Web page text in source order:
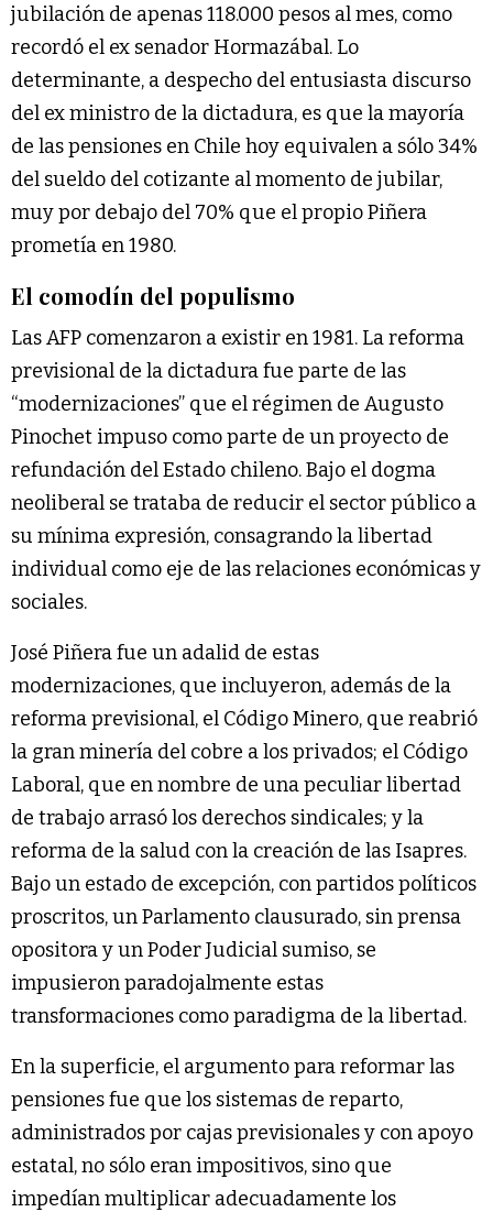
jubilación de apenas 118.000 pesos al mes, como
recordó el ex senador Hormazábal. Lo
determinante, a despecho del entusiasta discurso
del ex ministro de la dictadura, es que la mayoría
de las pensiones en Chile hoy equivalen a sólo 34%
del sueldo del cotizante al momento de jubilar,
muy por debajo del 70% que el propio Piñera
prometía en 1980.
El comodín del populismo
Las AFP comenzaron a existir en 1981. La reforma
previsional de la dictadura fue parte de las
“modernizaciones” que el régimen de Augusto
Pinochet impuso como parte de un proyecto de
refundación del Estado chileno. Bajo el dogma
neoliberal se trataba de reducir el sector público a
su mínima expresión, consagrando la libertad
individual como eje de las relaciones económicas y
sociales.
José Piñera fue un adalid de estas
modernizaciones, que incluyeron, además de la
reforma previsional, el Código Minero, que reabrió
la gran minería del cobre a los privados; el Código
Laboral, que en nombre de una peculiar libertad
de trabajo arrasó los derechos sindicales; y la
reforma de la salud con la creación de las Isapres.
Bajo un estado de excepción, con partidos políticos
proscritos, un Parlamento clausurado, sin prensa
opositora y un Poder Judicial sumiso, se
impusieron paradojalmente estas
transformaciones como paradigma de la libertad.
En la superficie, el argumento para reformar las
pensiones fue que los sistemas de reparto,
administrados por cajas previsionales y con apoyo
estatal, no sólo eran impositivos, sino que
impedían multiplicar adecuadamente los